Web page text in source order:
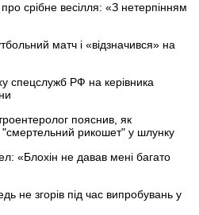
срібне весілля: «З нетерпінням
матч і «відзначився» на
спецслужб РФ на керівника
пояснив, як
"смертельний рикошет" у шлунку
«Блохін не давав мені багато
не згорів під час випробувань у